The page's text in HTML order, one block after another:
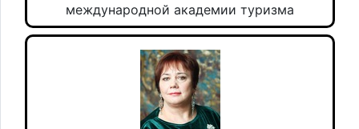
международной академии туризма